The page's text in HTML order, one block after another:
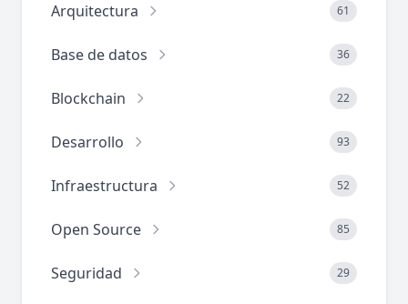
Arquitectura 61
Base de datos 36
Blockchain 22
Desarrollo 93
Infraestructura 52
Open Source 85
Seguridad 29